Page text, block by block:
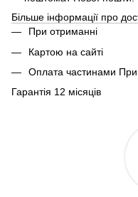
Більше інформації про
При отриманні
Картою на сайті
Оплата частинами
Гарантія 12 місяців